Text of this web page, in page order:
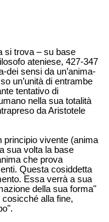
si trova – su base
ateniese, 427-347
dei sensi da un’anima-
un’unità di entrambe
tentativo di
nella sua totalità
da Aristotele
principio vivente (anima
sua volta la base
che prova
Questa cosiddetta
Essa verrà a sua
della sua forma"
alla fine,